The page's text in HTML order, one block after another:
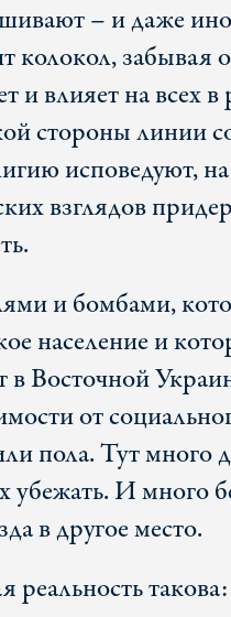
– и даже
колокол, забывая
и влияет на всех
стороны линии
исповедуют,
взглядов
и бомбами,
население и
в Восточной
от
пола. Тут много
убежать. И много
в другое место.
реальность